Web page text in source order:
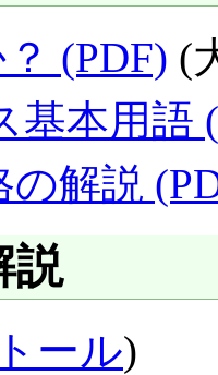
(PDF) (
基本用語
解説
説
ール)